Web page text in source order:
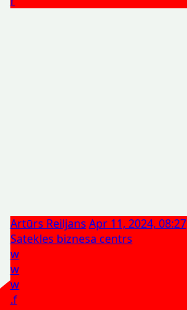
Artūrs Reiljans Apr 11, 2024, 08:27
Satekles biznesa centrs
w
w
w
.f